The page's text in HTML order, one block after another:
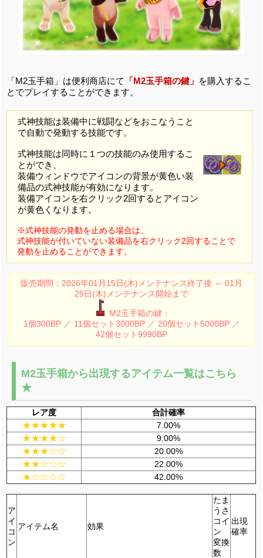
「M2玉手箱」は便利商店にて 「M2玉手箱の鍵」 を購入するこ
とでプレイすることができます。
式神技能は装備中に戦闘などをおこなうこと
で自動で発動する技能です。
式神技能は同時に１つの技能のみ使用するこ
とができ、
装備ウィンドウでアイコンの背景が黄色い装
備品の式神技能が有効になります。
装備アイコンを右クリック2回するとアイコン
が黄色くなります。
※式神技能の発動を止める場合は、
式神技能が付いていない装備品を右クリック2回することで
発動を止めることができます。
販売期間：2026年01月15日(木)メンテナンス終了後 ～ 01月
29日(木)メンテナンス開始まで
M2玉手箱の鍵：
1個300BP ／ 11個セット3000BP ／ 20個セット5000BP ／
42個セット9990BP
M2玉手箱から出現するアイテム一覧はこちら
★
レア度 合計確率
★★★★★ 7.00%
★★★★☆ 9.00%
★★★☆☆ 20.00%
★★☆☆☆ 22.00%
★☆☆☆☆ 42.00%
ア
イ
コ
ン
アイテム名 効果
たま
うさ
コイ
ン
変換
数
出現
確率